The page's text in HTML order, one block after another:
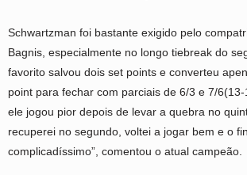
Schwartzman foi bastante exigido pelo
Bagnis, especialmente no longo tiebreak do
favorito salvou dois set points e converteu
point para fechar com parciais de 6/3 e 7/6(13-
ele jogou pior depois de levar a quebra no
recuperei no segundo, voltei a jogar bem e o
complicadíssimo”, comentou o atual campeão.